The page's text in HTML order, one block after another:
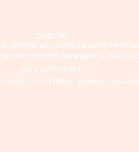
Seminari
edukacija za savremeno
kroz stručne seminare iz oblasti
poreza i finansija.
i konkretna rješenja za